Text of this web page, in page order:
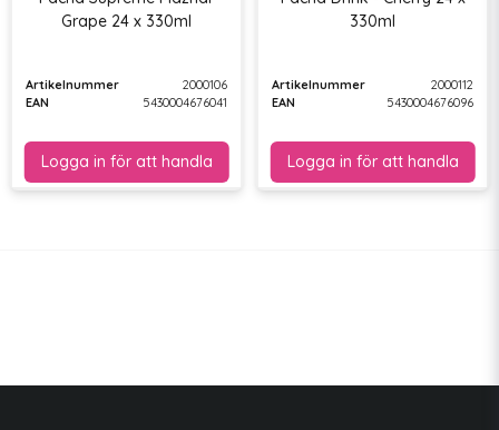
Grape 24 x 330ml
Artikelnummer
2000106
EAN
5430004676041
330ml
Artikelnummer
2000112
EAN
5430004676096